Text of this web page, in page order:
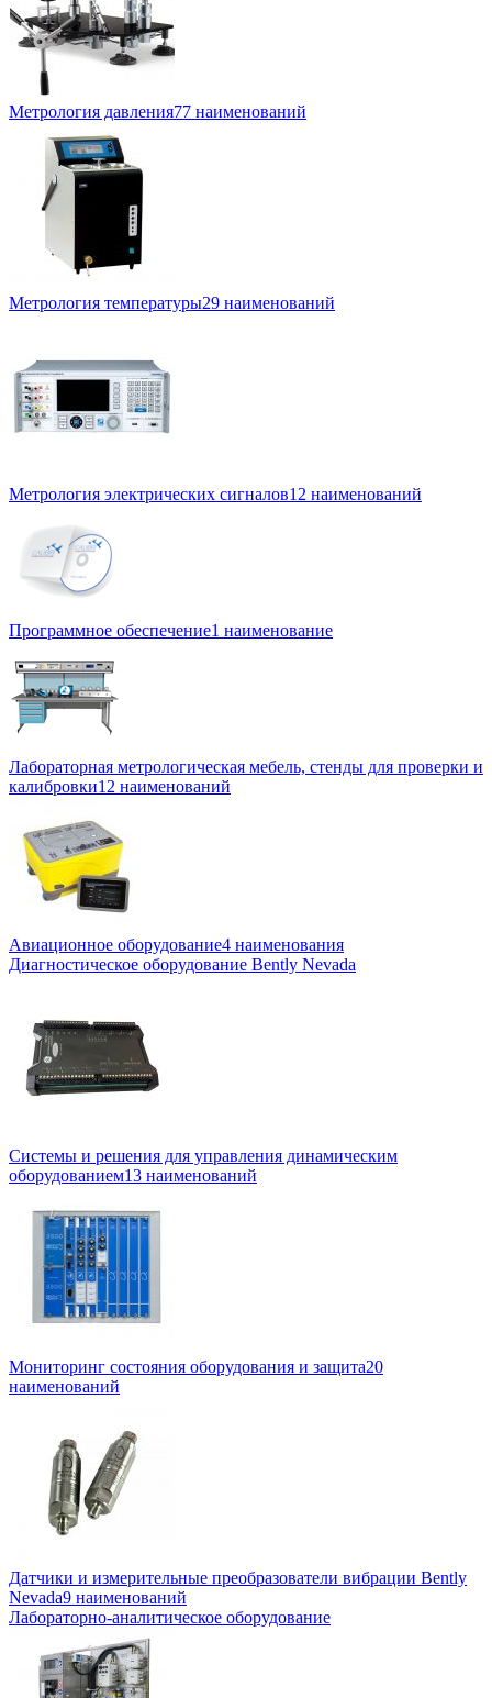
Метрология давления77 наименований
Метрология температуры29 наименований
Метрология электрических сигналов12 наименований
Программное обеспечение1 наименование
Лабораторная метрологическая мебель, стенды для проверки и
калибровки12 наименований
Авиационное оборудование4 наименования
Диагностическое оборудование Bently Nevada
Системы и решения для управления динамическим
оборудованием13 наименований
Мониторинг состояния оборудования и защита20
наименований
Датчики и измерительные преобразователи вибрации Bently
Nevada9 наименований
Лабораторно-аналитическое оборудование